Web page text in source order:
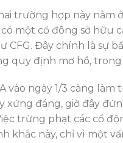
trường hợp này nằm
một cổ đông sở hữu
CFG. Đây chính là sự
quy định mơ hồ,
vào ngày 1/3 càng
xứng đáng, giờ đây
trừng phạt các cổ
khắc này, chỉ vì một